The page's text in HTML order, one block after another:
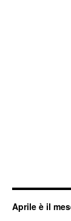
Aprile è il